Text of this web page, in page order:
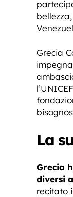
Grecia
La
Grecia
diversi
recitato